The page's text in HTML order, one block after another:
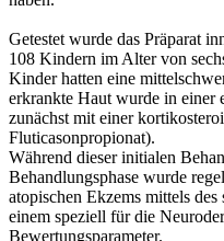
Getestet wurde das Präparat
108 Kindern im Alter von
Kinder hatten eine
erkrankte Haut wurde in einer
zunächst mit einer
Fluticasonpropionat).
Während dieser initialen
Behandlungsphase wurde
atopischen Ekzems mittels
einem speziell für die
Bewertungsparameter.